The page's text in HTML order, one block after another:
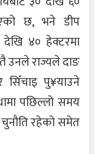
छ, भने डीप
देखि ४० हेक्टरमा
उनले राज्यले दाङ
सिँचाइ पु¥याउने
पछिल्लो समय
रहेको समेत